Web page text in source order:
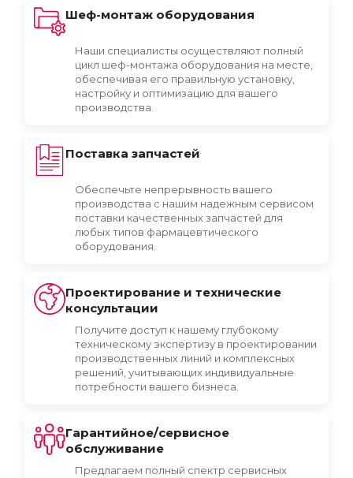
Шеф-монтаж оборудования
Наши специалисты осуществляют полный
цикл шеф-монтажа оборудования на месте,
обеспечивая его правильную установку,
настройку и оптимизацию для вашего
производства.
Поставка запчастей
Обеспечьте непрерывность вашего
производства с нашим надежным сервисом
поставки качественных запчастей для
любых типов фармацевтического
оборудования.
Проектирование и технические
консультации
Получите доступ к нашему глубокому
техническому экспертизу в проектировании
производственных линий и комплексных
решений, учитывающих индивидуальные
потребности вашего бизнеса.
Гарантийное/сервисное
обслуживание
Предлагаем полный спектр сервисных